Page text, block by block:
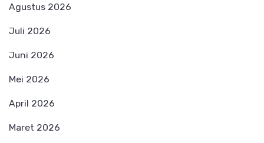
Agustus 2026
Juli 2026
Juni 2026
Mei 2026
April 2026
Maret 2026